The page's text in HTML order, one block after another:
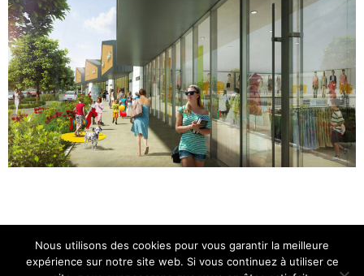
ATEBAT 2025 • Tous droits réservés •Mentions légales. Politique de
Nous utilisons des cookies pour vous garantir la meilleure
expérience sur notre site web. Si vous continuez à utiliser ce